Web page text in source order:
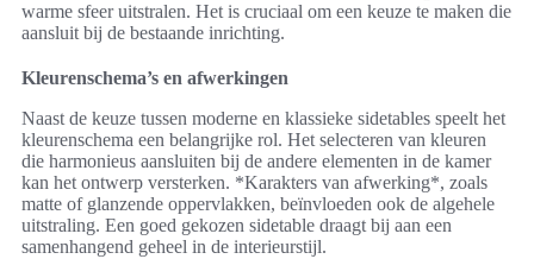
warme sfeer uitstralen. Het is cruciaal om een keuze te maken die
aansluit bij de bestaande inrichting.
Kleurenschema’s en afwerkingen
Naast de keuze tussen moderne en klassieke sidetables speelt het
kleurenschema een belangrijke rol. Het selecteren van kleuren
die harmonieus aansluiten bij de andere elementen in de kamer
kan het ontwerp versterken. *Karakters van afwerking*, zoals
matte of glanzende oppervlakken, beïnvloeden ook de algehele
uitstraling. Een goed gekozen sidetable draagt bij aan een
samenhangend geheel in de interieurstijl.